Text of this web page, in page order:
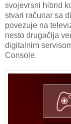
svojevrsni hibrid
stvari računar sa
povezuje na
nesto drugačija
digitalnim
Console.